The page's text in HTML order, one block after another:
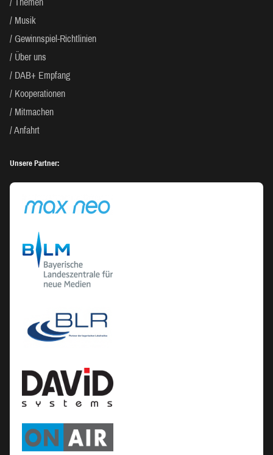
Themen
Musik
Gewinnspiel-Richtlinien
Über uns
DAB+ Empfang
Kooperationen
Mitmachen
Anfahrt
Unsere Partner: